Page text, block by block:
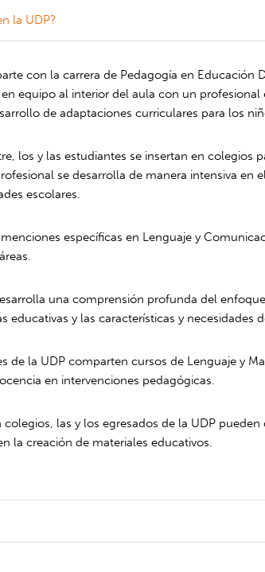
la UDP?
con la carrera de Pedagogía en
equipo al interior del aula con un
de adaptaciones curriculares para los
los y las estudiantes se insertan en
se desarrolla de manera intensiva
escolares.
específicas en Lenguaje y
una comprensión profunda del
y las características y necesidades
de la UDP comparten cursos de Lenguaje y
en intervenciones pedagógicas.
colegios, las y los egresados de la UDP
la creación de materiales educativos.